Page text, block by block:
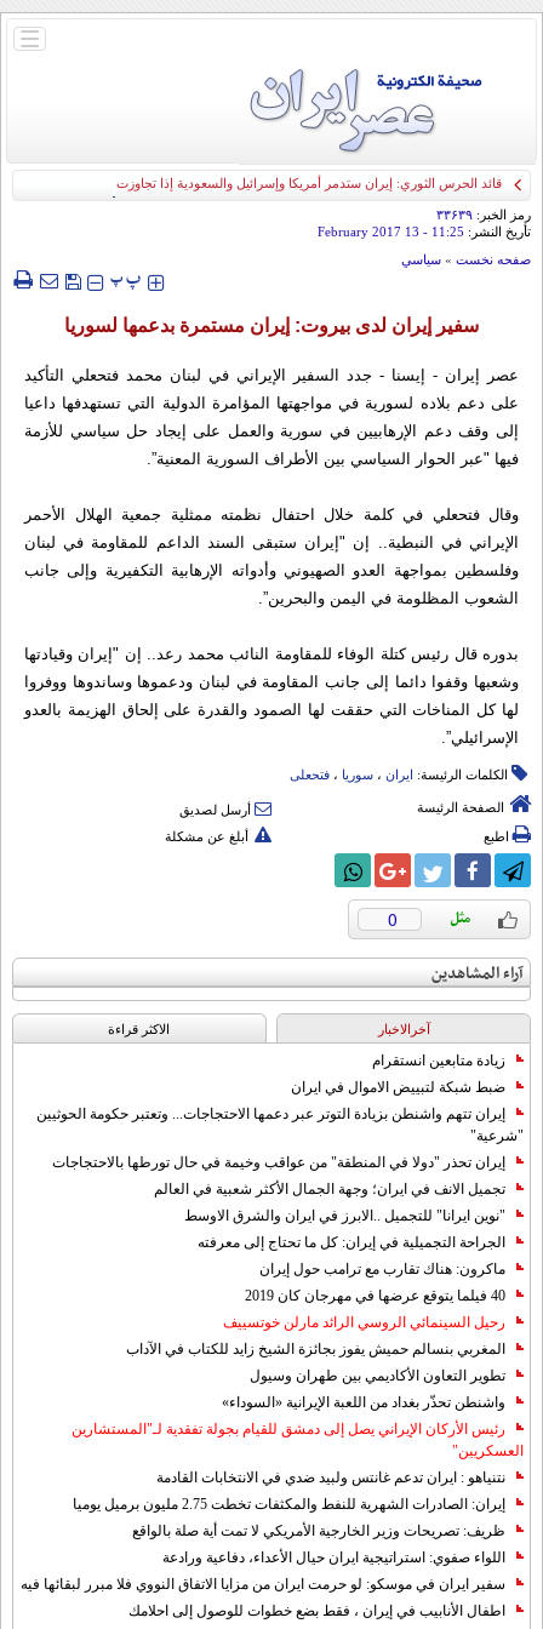
باز
قائد الحرس الثوري: إيران ستدمر أمريكا وإسرائيل والسعودية إذا تجاوزت خطوط طهران
الحمراء
رمز الخبر: ۳۳۶۳۹
تأريخ النشر: 11:25
- 13 February 2017
صفحه نخست » سياسي
‍‍‍ پپ
سفير إيران لدى بيروت: إيران مستمرة بدعمها لسوريا
عصر إيران - إيسنا - جدد السفير الإيراني في لبنان محمد فتحعلي التأكيد
على دعم بلاده لسورية في مواجهتها المؤامرة الدولية التي تستهدفها داعيا
إلى وقف دعم الإرهابيين في سورية والعمل على إيجاد حل سياسي للأزمة
فيها "عبر الحوار السياسي بين الأطراف السورية المعنية”.
وقال فتحعلي في كلمة خلال احتفال نظمته ممثلية جمعية الهلال الأحمر
الإيراني في النبطية.. إن "إيران ستبقى السند الداعم للمقاومة في لبنان
وفلسطين بمواجهة العدو الصهيوني وأدواته الإرهابية التكفيرية وإلى جانب
الشعوب المظلومة في اليمن والبحرين”.
بدوره قال رئيس كتلة الوفاء للمقاومة النائب محمد رعد.. إن "إيران وقيادتها
وشعبها وقفوا دائما إلى جانب المقاومة في لبنان ودعموها وساندوها ووفروا
لها كل المناخات التي حققت لها الصمود والقدرة على إلحاق الهزيمة بالعدو
الإسرائيلي”.
الكلمات الرئيسة: ایران ، سوریا ، فتحعلی
الصفحة الرئيسة
أرسل لصديق
اطبع
أبلغ عن مشكلة
0
آراء المشاهدين
آخرالاخبار الاکثر قراءة
زيادة متابعين انستقرام
ضبط شبكة لتبييض الاموال في ايران
إيران تتهم واشنطن بزيادة التوتر عبر دعمها الاحتجاجات... وتعتبر حكومة الحوثيين
"شرعية"
إيران تحذر "دولا في المنطقة" من عواقب وخيمة في حال تورطها بالاحتجاجات
تجميل الانف في ايران؛ وجهة الجمال الأكثر شعبية في العالم
"نوين ايرانا" للتجميل ..الابرز في ايران والشرق الاوسط
الجراحة التجميلية في إيران: كل ما تحتاج إلى معرفته
ماكرون: هناك تقارب مع ترامب حول إيران
40 فيلما يتوقع عرضها في مهرجان كان 2019
رحيل السينمائي الروسي الرائد مارلن خوتسييف
المغربي بنسالم حميش يفوز بجائزة الشيخ زايد للكتاب في الآداب
تطوير التعاون الأكاديمي بين طهران وسيول
واشنطن تحذّر بغداد من اللعبة الإيرانية «السوداء»
رئيس الأركان الإيراني يصل إلى دمشق للقيام بجولة تفقدية لـ"المستشارين
العسكريين"
نتنياهو : ايران تدعم غانتس ولبيد ضدي في الانتخابات القادمة
إيران: الصادرات الشهریة للنفط والمكثفات تخطت 2.75 مليون برميل يوميا
ظريف: تصريحات وزير الخارجية الأمريكي لا تمت أية صلة بالواقع
اللواء صفوي: استراتيجية ايران حيال الأعداء، دفاعية ورادعة
سفير ايران في موسكو: لو حرمت ايران من مزايا الاتفاق النووي فلا مبرر لبقائها فيه
اطفال الأنابيب في إيران ، فقط بضع خطوات للوصول إلى احلامك